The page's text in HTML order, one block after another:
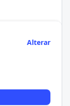
Alterar